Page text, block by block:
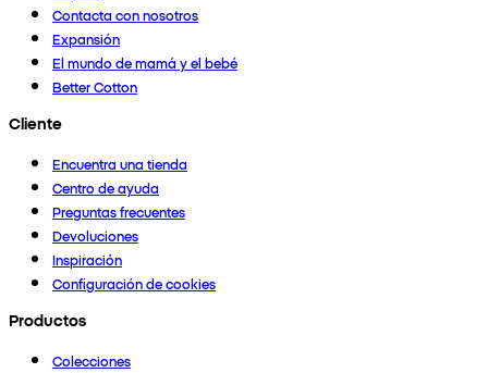
Contacta con nosotros
Expansión
El mundo de mamá y el bebé
Better Cotton
Cliente
Encuentra una tienda
Centro de ayuda
Preguntas frecuentes
Devoluciones
Inspiración
Configuración de cookies
Productos
Colecciones